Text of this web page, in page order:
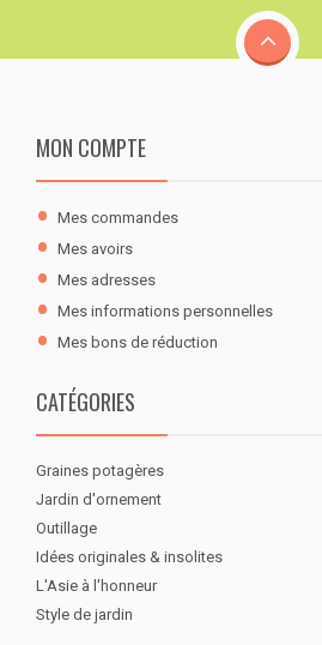
MON COMPTE
Mes commandes
Mes avoirs
Mes adresses
Mes informations personnelles
Mes bons de réduction
CATÉGORIES
Graines potagères
Jardin d'ornement
Outillage
Idées originales & insolites
L'Asie à l'honneur
Style de jardin